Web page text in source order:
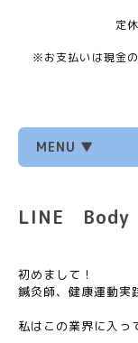
定
※お支払いは現金
MENU ▼
LINE
初めまして！
鍼灸師、健康運動実
私はこの業界に入っ